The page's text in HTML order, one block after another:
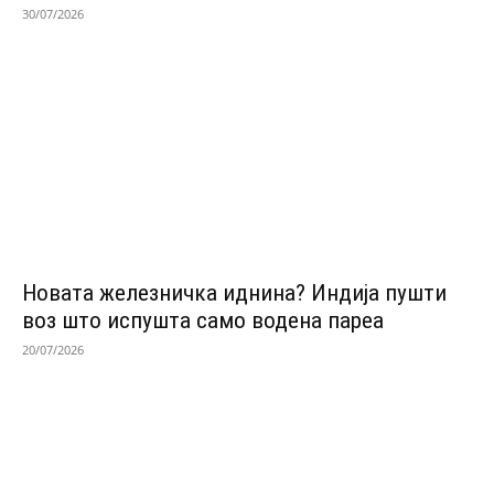
30/07/2026
Новата железничка иднина? Индија пушти
воз што испушта само водена пареа
20/07/2026